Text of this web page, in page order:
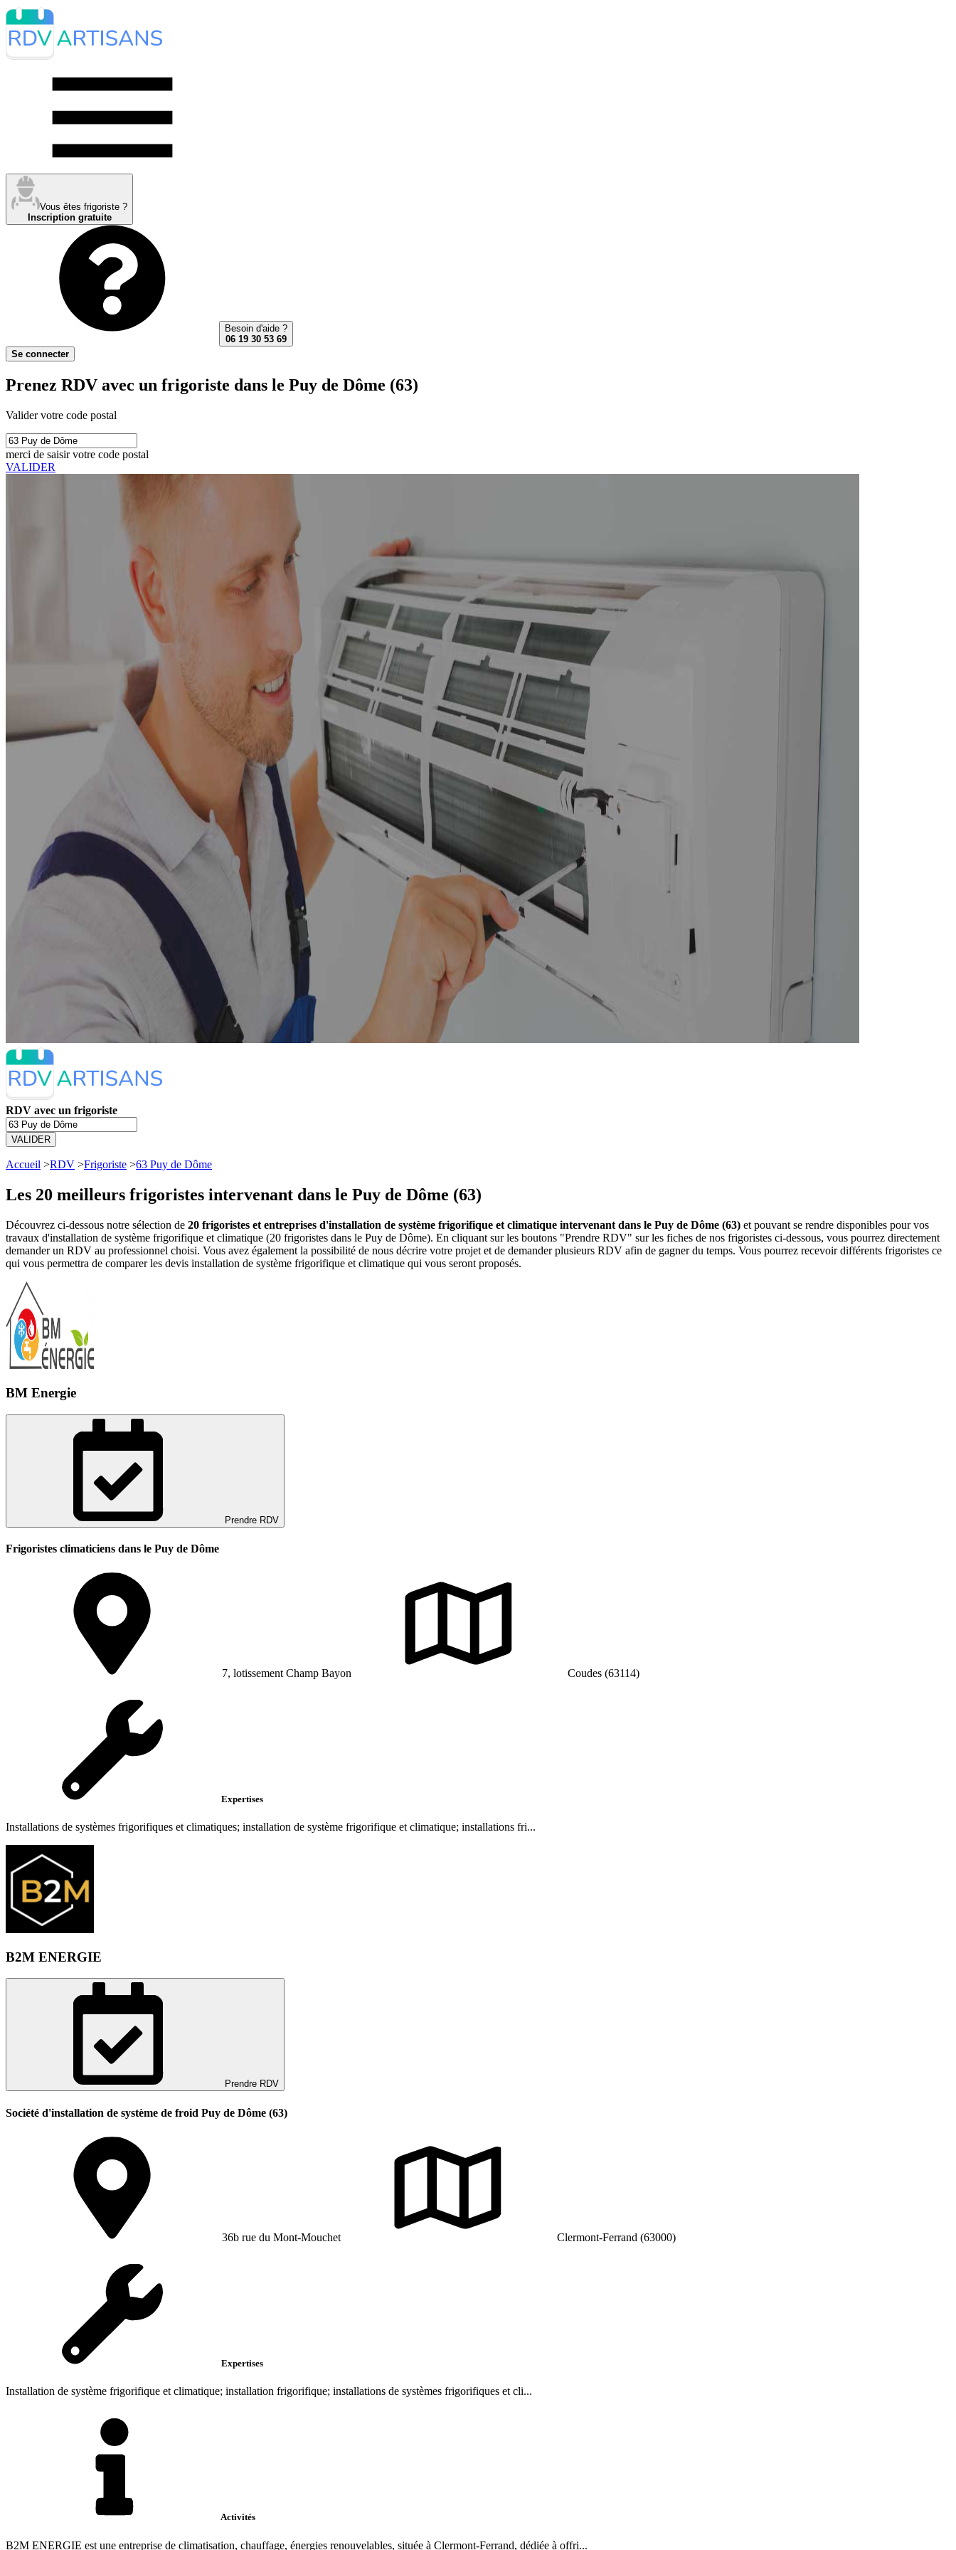
Vous êtes frigoriste ?
Inscription gratuite
Besoin d'aide ?
06 19 30 53 69
Se connecter
Prenez RDV avec un frigoriste dans le Puy de Dôme (63)
Valider votre code postal
merci de saisir votre code postal
VALIDER
RDV avec un frigoriste
VALIDER
Accueil >RDV >Frigoriste >63 Puy de Dôme
Les 20 meilleurs frigoristes intervenant dans le Puy de Dôme (63)
Découvrez ci-dessous notre sélection de 20 frigoristes et entreprises d'installation de système frigorifique et climatique intervenant dans le Puy de Dôme (63) et pouvant se rendre disponibles pour vos
travaux d'installation de système frigorifique et climatique (20 frigoristes dans le Puy de Dôme). En cliquant sur les boutons "Prendre RDV" sur les fiches de nos frigoristes ci-dessous, vous pourrez directement
demander un RDV au professionnel choisi. Vous avez également la possibilité de nous décrire votre projet et de demander plusieurs RDV afin de gagner du temps. Vous pourrez recevoir différents frigoristes ce
qui vous permettra de comparer les devis installation de système frigorifique et climatique qui vous seront proposés.
BM Energie
Prendre RDV
Frigoristes climaticiens dans le Puy de Dôme
7, lotissement Champ Bayon Coudes (63114)
Expertises
Installations de systèmes frigorifiques et climatiques; installation de système frigorifique et climatique; installations fri...
B2M ENERGIE
Prendre RDV
Société d'installation de système de froid Puy de Dôme (63)
36b rue du Mont-Mouchet Clermont-Ferrand (63000)
Expertises
Installation de système frigorifique et climatique; installation frigorifique; installations de systèmes frigorifiques et cli...
Activités
B2M ENERGIE est une entreprise de climatisation, chauffage, énergies renouvelables, située à Clermont-Ferrand, dédiée à offri...